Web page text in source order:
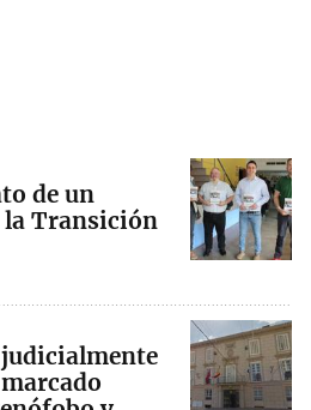
de un
Transición